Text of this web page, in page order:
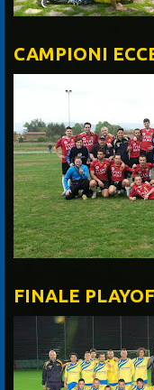
CAMPIONI
FINALE